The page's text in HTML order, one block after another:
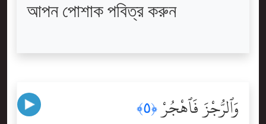
আপন পোশাক পবিত্র করুন
وَٱلرُّجْزَ فَٱهْجُرْ﴿٥﴾